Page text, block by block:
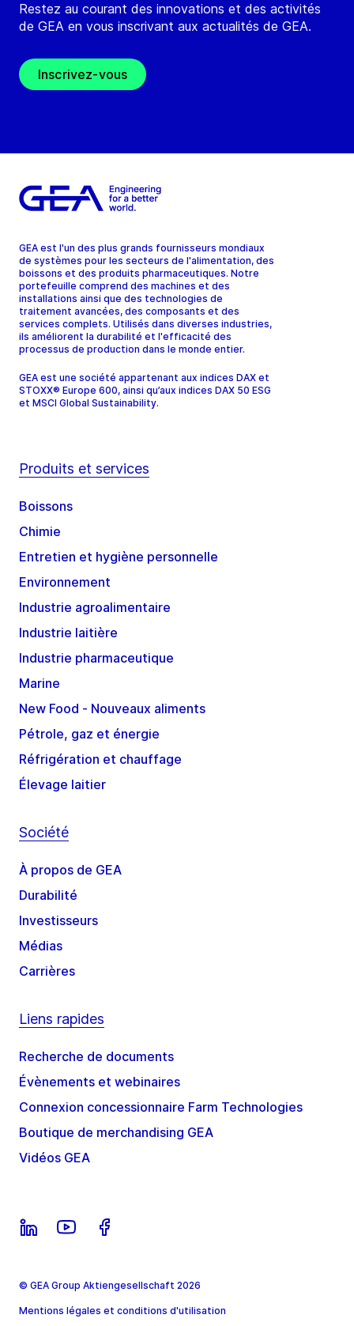
Restez au courant des innovations et des activités
de GEA en vous inscrivant aux actualités de GEA.
Inscrivez-vous
GEA est l'un des plus grands fournisseurs mondiaux
de systèmes pour les secteurs de l'alimentation, des
boissons et des produits pharmaceutiques. Notre
portefeuille comprend des machines et des
installations ainsi que des technologies de
traitement avancées, des composants et des
services complets. Utilisés dans diverses industries,
ils améliorent la durabilité et l'efficacité des
processus de production dans le monde entier.
GEA est une société appartenant aux indices DAX et
STOXX® Europe 600, ainsi qu’aux indices DAX 50 ESG
et MSCI Global Sustainability.
Produits et services
Boissons
Chimie
Entretien et hygiène personnelle
Environnement
Industrie agroalimentaire
Industrie laitière
Industrie pharmaceutique
Marine
New Food - Nouveaux aliments
Pétrole, gaz et énergie
Réfrigération et chauffage
Élevage laitier
Société
À propos de GEA
Durabilité
Investisseurs
Médias
Carrières
Liens rapides
Recherche de documents
Évènements et webinaires
Connexion concessionnaire Farm Technologies
Boutique de merchandising GEA
Vidéos GEA
© GEA Group Aktiengesellschaft 2026
Mentions légales et conditions d'utilisation